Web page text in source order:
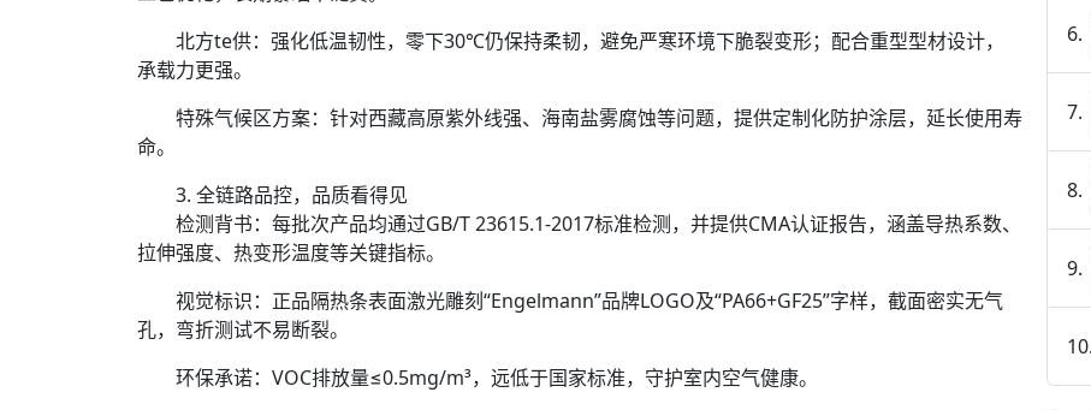
北方te供：强化低温韧性，零下30℃仍保持柔韧，避免严寒环境下脆裂变形；配合重型型材设计，
承载力更强。
特殊气候区方案：针对西藏高原紫外线强、海南盐雾腐蚀等问题，提供定制化防护涂层，延长使用寿
命。
3. 全链路品控，品质看得见
检测背书：每批次产品均通过GB/T 23615.1-2017标准检测，并提供CMA认证报告，涵盖导热系数、
拉伸强度、热变形温度等关键指标。
视觉标识：正品隔热条表面激光雕刻“Engelmann”品牌LOGO及“PA66+GF25”字样，截面密实无气
孔，弯折测试不易断裂。
环保承诺：VOC排放量≤0.5mg/m³，远低于国家标准，守护室内空气健康。